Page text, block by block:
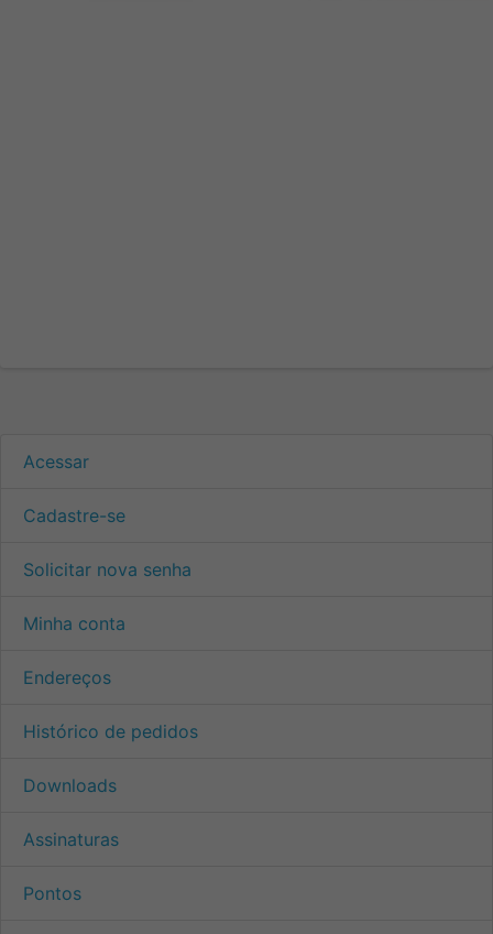
Acessar
Cadastre-se
Solicitar nova senha
Minha conta
Endereços
Histórico de pedidos
Downloads
Assinaturas
Pontos